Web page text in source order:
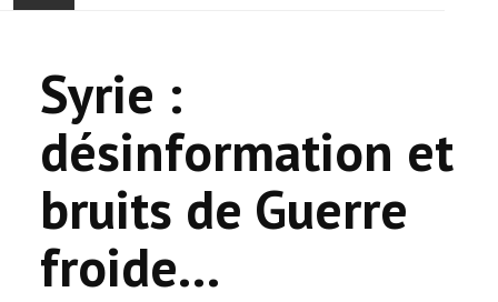
ACTUALITÉ
COMMUNAUTÉ
EVÉNEMENTS
🔔 ELECTIONS 2026 🗳️
Syrie :
désinformation et
bruits de Guerre
froide...